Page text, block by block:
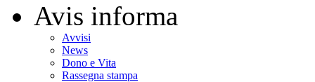
Avis informa
Avvisi
News
Dono e Vita
Rassegna stampa